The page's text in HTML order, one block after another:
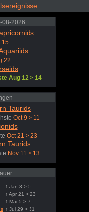
08-2026
15
22
Aug 12 > 14
Taurids
Oct 9 > 11
Oct 21 > 23
Taurids
Nov 11 > 13
↑ Jan 3 > 5
↑ Apr 21 > 23
↑ Mai 5 > 7
↑ Jul 29 > 31